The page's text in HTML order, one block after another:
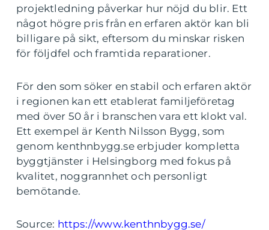
projektledning påverkar hur nöjd du blir. Ett
något högre pris från en erfaren aktör kan bli
billigare på sikt, eftersom du minskar risken
för följdfel och framtida reparationer.
För den som söker en stabil och erfaren aktör
i regionen kan ett etablerat familjeföretag
med över 50 år i branschen vara ett klokt val.
Ett exempel är Kenth Nilsson Bygg, som
genom kenthnbygg.se erbjuder kompletta
byggtjänster i Helsingborg med fokus på
kvalitet, noggrannhet och personligt
bemötande.
Source: https://www.kenthnbygg.se/